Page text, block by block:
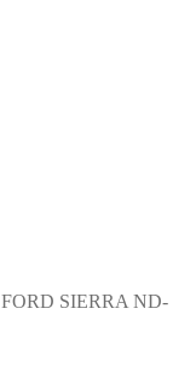
FORD SIERRA ND-